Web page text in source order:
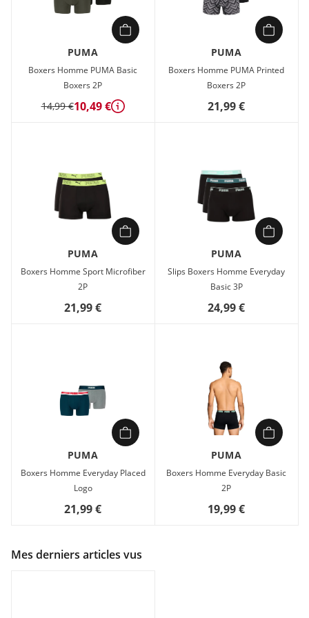
PUMA
Boxers Homme PUMA Basic
Boxers 2P
14,99 €10,49 € Détails
PUMA
Boxers Homme PUMA Printed
Boxers 2P
21,99 €
PUMA
Boxers Homme Sport Microfiber
2P
21,99 €
PUMA
Slips Boxers Homme Everyday
Basic 3P
24,99 €
PUMA
Boxers Homme Everyday Placed
Logo
21,99 €
PUMA
Boxers Homme Everyday Basic
2P
19,99 €
Mes derniers articles vus